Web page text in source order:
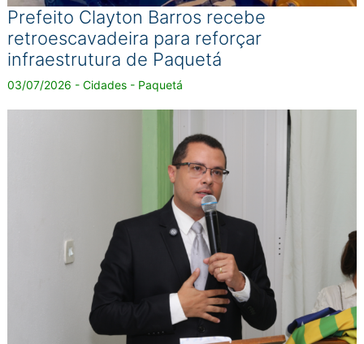
Prefeito Clayton Barros recebe
retroescavadeira para reforçar
infraestrutura de Paquetá
03/07/2026 - Cidades - Paquetá